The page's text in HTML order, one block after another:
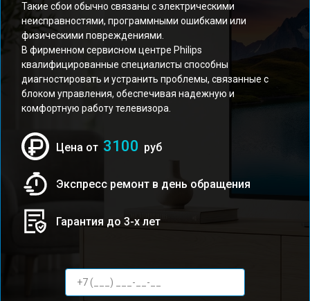
Такие сбои обычно связаны с электрическими
неисправностями, программными ошибками или
физическими повреждениями.
В фирменном сервисном центре Philips
квалифицированные специалисты способны
диагностировать и устранить проблемы, связанные с
блоком управления, обеспечивая надежную и
комфортную работу телевизора.
Цена от 3100 руб
Экспресс ремонт в день обращения
Гарантия до 3-х лет